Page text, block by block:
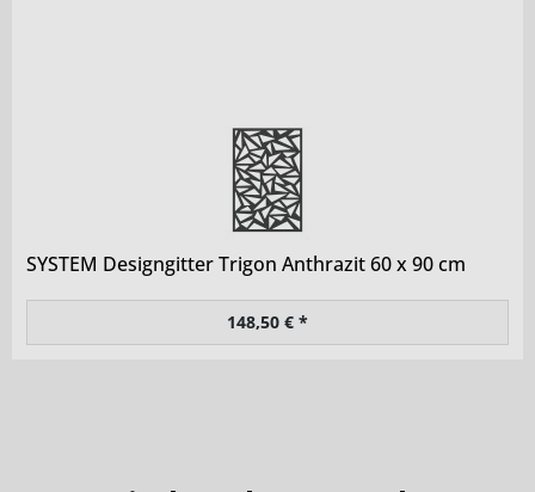
SYSTEM Designgitter Trigon Anthrazit 60 x 90 cm
148,50 € *